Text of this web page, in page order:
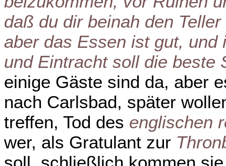
daß du dir beinah den
aber das Essen ist gut,
und Eintracht soll die beste
einige Gäste sind da, aber
nach Carlsbad, später
treffen, Tod des englischen
wer, als Gratulant zur